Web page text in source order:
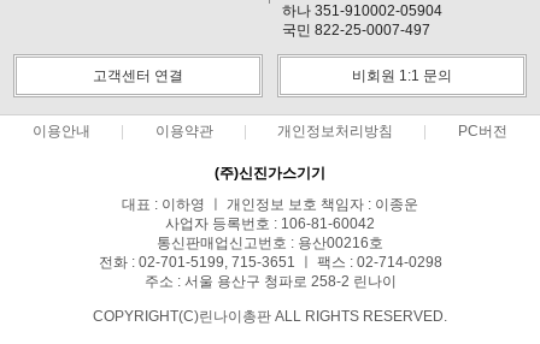
하나 351-910002-05904
국민 822-25-0007-497
고객센터 연결 비회원 1:1 문의
이용안내 이용약관 개인정보처리방침 PC버전
(주)신진가스기기
대표 : 이하영 ㅣ 개인정보 보호 책임자 : 이종운
사업자 등록번호 : 106-81-60042
통신판매업신고번호 : 용산00216호
전화 : 02-701-5199, 715-3651 ㅣ 팩스 : 02-714-0298
주소 : 서울 용산구 청파로 258-2 린나이
COPYRIGHT(C)린나이총판 ALL RIGHTS RESERVED.